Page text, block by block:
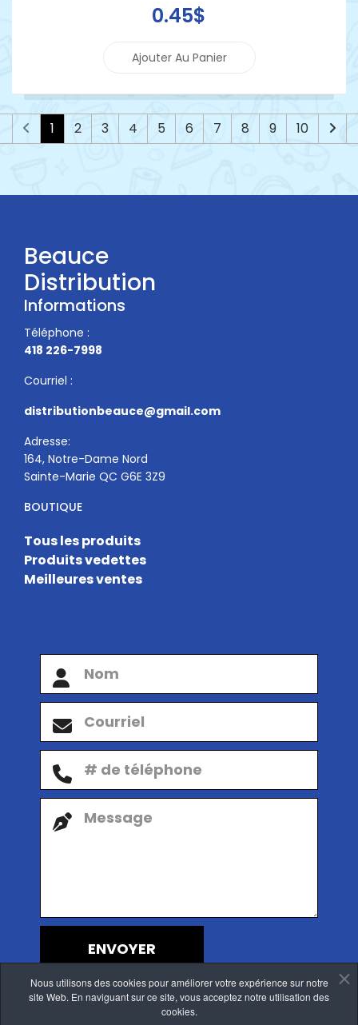
0.45$
Ajouter Au Panier
1 2 3 4 5 6 7 8 9 10
Beauce
Distribution
Informations
Téléphone :
418 226-7998
Courriel :
distributionbeauce@gmail.com
Adresse:
164, Notre-Dame Nord
Sainte-Marie QC G6E 3Z9
BOUTIQUE
Tous les produits
Produits vedettes
Meilleures ventes
ENVOYER
Nous utilisons des cookies pour améliorer votre expérience sur notre
site Web. En naviguant sur ce site, vous acceptez notre utilisation des
cookies.